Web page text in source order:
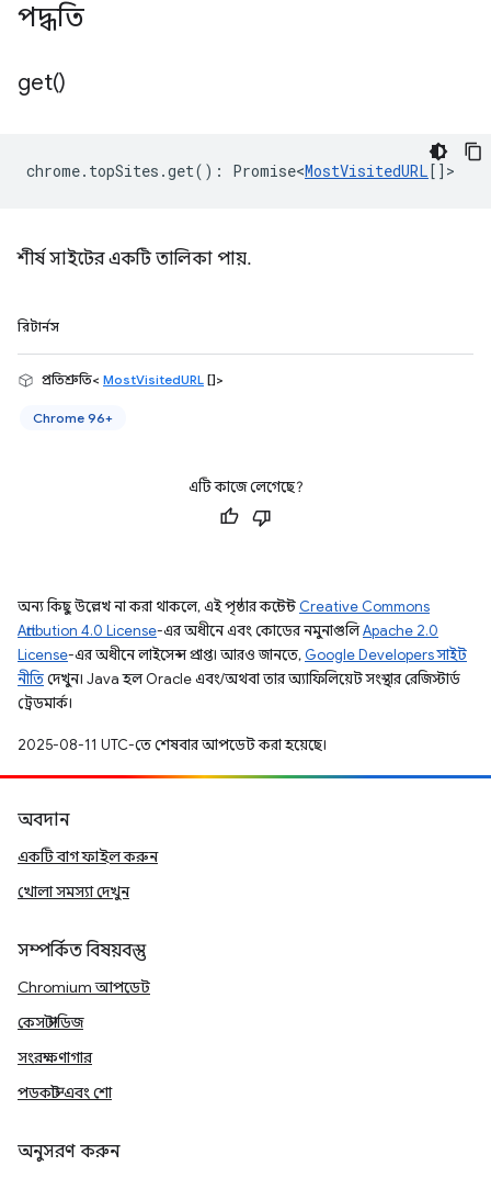
পদ্ধতি
get()
chrome. topSites .get() : Promise<MostVisitedURL[] >
শীর্ষ সাইটের একটি তালিকা পায়.
রিটার্নস
প্রতিশ্রুতি< MostVisitedURL []>
Chrome 96+
এটি কাজে লেগেছে?
অন্য কিছু উল্লেখ না করা থাকলে, এই পৃষ্ঠার কন্টেন্ট Creative Commons
Attribution 4.0 License-এর অধীনে এবং কোডের নমুনাগুলিApache 2.0
License-এর অধীনে লাইসেন্স প্রাপ্ত। আরও জানতে, Google Developers সাইট
নীতিদেখুন। Java হল Oracle এবং/অথবা তার অ্যাফিলিয়েট সংস্থার রেজিস্টার্ড
ট্রেডমার্ক।
2025-08-11 UTC-তে শেষবার আপডেট করা হয়েছে।
অবদান
একটি বাগ ফাইল করুন
খোলা সমস্যা দেখুন
সম্পর্কিত বিষয়বস্তু
Chromium আপডেট
কেস স্টাডিজ
সংরক্ষণাগার
পডকাস্ট এবং শো
অনুসরণ করুন